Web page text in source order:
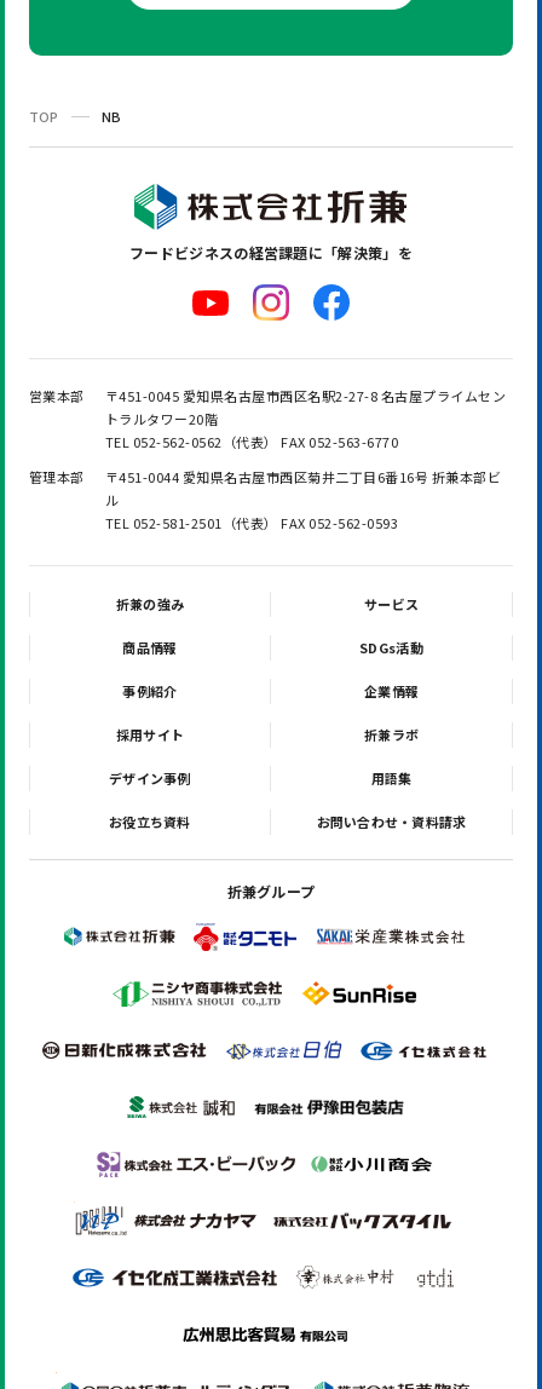
TOP NB
フードビジネスの経営課題に「解決策」を
営業本部
〒451-0045 愛知県名古屋市西区名駅2-27-8 名古屋プライムセン
トラルタワー20階
TEL 052-562-0562（代表） FAX 052-563-6770
管理本部
〒451-0044 愛知県名古屋市西区菊井二丁目6番16号 折兼本部ビ
ル
TEL 052-581-2501（代表） FAX 052-562-0593
折兼の強み サービス
商品情報 SDGs活動
事例紹介 企業情報
採用サイト 折兼ラボ
デザイン事例 用語集
お役立ち資料 お問い合わせ・資料請求
折兼グループ